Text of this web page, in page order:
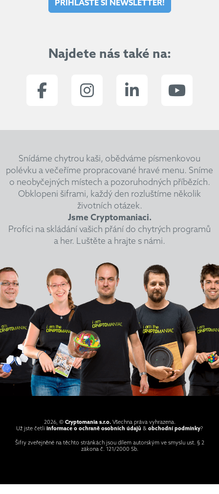
PŘIHLASTE SI NEWSLETTER!
Najdete nás také na:
Snídáme chytrou kaši, obědváme písmenkovou
polévku a večeříme propracované hravé menu. Sníme
o neobyčejných místech a pozoruhodných příbězích.
Obklopeni šiframi, každý den rozluštíme několik
životních otázek.
Jsme Cryptomaniaci.
Profíci na skládání vašich přání do chytrých programů
a her. Luštěte a hrajte s námi.
2026, © Cryptomania s.r.o. Všechna práva vyhrazena.
Už jste četli informace o ochraně osobních údajů & obchodní podmínky?
Šifry zveřejněné na těchto stránkách jsou dílem autorským ve smyslu ust. § 2
zákona č. 121/2000 Sb.